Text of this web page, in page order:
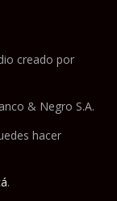
creado por
& Negro S.A.
hacer
.